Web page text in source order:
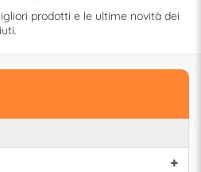
prodotti e le ultime novità dei